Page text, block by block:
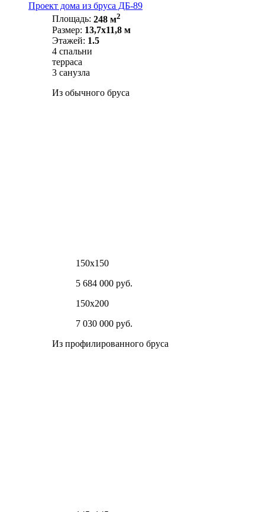
Проект дома из бруса ДБ-89
Площадь: 248 м2
Размер: 13,7х11,8 м
Этажей: 1.5
4 спальни
терраса
3 санузла
Из обычного бруса
150х150
5 684 000 руб.
150х200
7 030 000 руб.
Из профилированного бруса